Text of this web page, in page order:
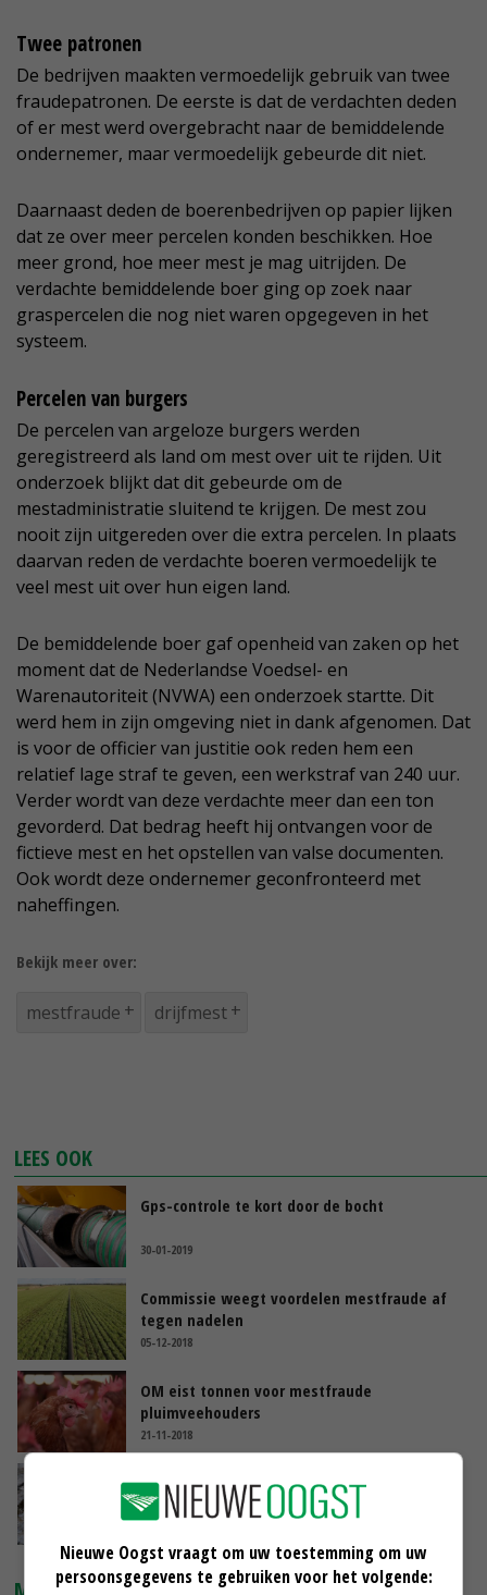
Twee patronen
De bedrijven maakten vermoedelijk gebruik van twee
fraudepatronen. De eerste is dat de verdachten deden
of er mest werd overgebracht naar de bemiddelende
ondernemer, maar vermoedelijk gebeurde dit niet.
Daarnaast deden de boerenbedrijven op papier lijken
dat ze over meer percelen konden beschikken. Hoe
meer grond, hoe meer mest je mag uitrijden. De
verdachte bemiddelende boer ging op zoek naar
graspercelen die nog niet waren opgegeven in het
systeem.
Percelen van burgers
De percelen van argeloze burgers werden
geregistreerd als land om mest over uit te rijden. Uit
onderzoek blijkt dat dit gebeurde om de
mestadministratie sluitend te krijgen. De mest zou
nooit zijn uitgereden over die extra percelen. In plaats
daarvan reden de verdachte boeren vermoedelijk te
veel mest uit over hun eigen land.
De bemiddelende boer gaf openheid van zaken op het
moment dat de Nederlandse Voedsel- en
Warenautoriteit (NVWA) een onderzoek startte. Dit
werd hem in zijn omgeving niet in dank afgenomen. Dat
is voor de officier van justitie ook reden hem een
relatief lage straf te geven, een werkstraf van 240 uur.
Verder wordt van deze verdachte meer dan een ton
gevorderd. Dat bedrag heeft hij ontvangen voor de
fictieve mest en het opstellen van valse documenten.
Ook wordt deze ondernemer geconfronteerd met
naheffingen.
Bekijk meer over:
mestfraude drijfmest
LEES OOK
Gps-controle te kort door de bocht
30-01-2019
Commissie weegt voordelen mestfraude af
tegen nadelen
05-12-2018
OM eist tonnen voor mestfraude
pluimveehouders
21-11-2018
LTO steunt harde aanpak mestfraude
Nieuwe Oogst vraagt om uw toestemming om uw
persoonsgegevens te gebruiken voor het volgende: